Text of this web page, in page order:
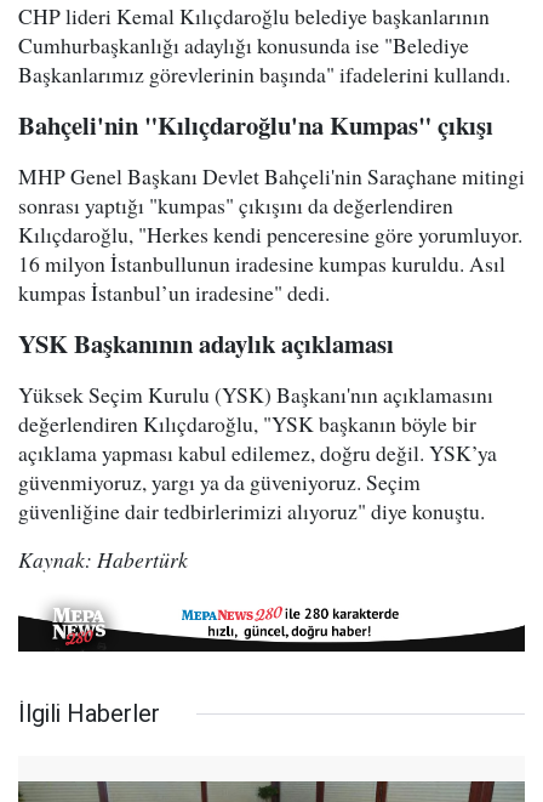
CHP lideri Kemal Kılıçdaroğlu belediye başkanlarının
Cumhurbaşkanlığı adaylığı konusunda ise "Belediye
Başkanlarımız görevlerinin başında" ifadelerini kullandı.
Bahçeli'nin "Kılıçdaroğlu'na Kumpas" çıkışı
MHP Genel Başkanı Devlet Bahçeli'nin Saraçhane mitingi
sonrası yaptığı "kumpas" çıkışını da değerlendiren
Kılıçdaroğlu, "Herkes kendi penceresine göre yorumluyor.
16 milyon İstanbullunun iradesine kumpas kuruldu. Asıl
kumpas İstanbul’un iradesine" dedi.
YSK Başkanının adaylık açıklaması
Yüksek Seçim Kurulu (YSK) Başkanı'nın açıklamasını
değerlendiren Kılıçdaroğlu, "YSK başkanın böyle bir
açıklama yapması kabul edilemez, doğru değil. YSK’ya
güvenmiyoruz, yargı ya da güveniyoruz. Seçim
güvenliğine dair tedbirlerimizi alıyoruz" diye konuştu.
Kaynak: Habertürk
İlgili Haberler